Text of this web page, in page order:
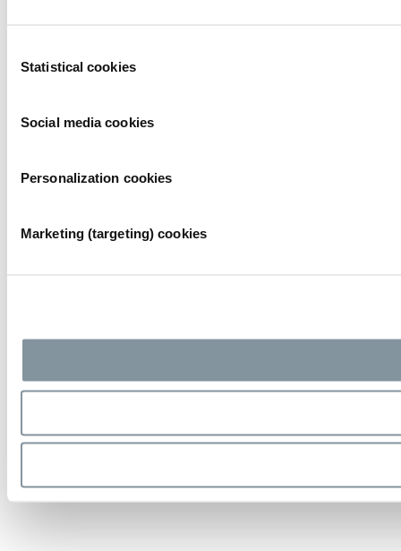
Selection
Statistical cookies
Social media cookies
Personalization cookies
Marketing (targeting) cookies